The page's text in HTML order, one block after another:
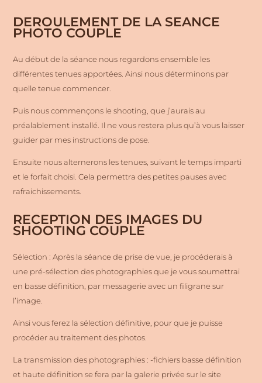
DEROULEMENT DE LA SEANCE
PHOTO COUPLE
Au début de la séance nous regardons ensemble les
différentes tenues apportées. Ainsi nous déterminons par
quelle tenue commencer.
Puis nous commençons le shooting, que j’aurais au
préalablement installé. Il ne vous restera plus qu’à vous laisser
guider par mes instructions de pose.
Ensuite nous alternerons les tenues, suivant le temps imparti
et le forfait choisi. Cela permettra des petites pauses avec
rafraichissements.
RECEPTION DES IMAGES DU
SHOOTING COUPLE
Sélection : Après la séance de prise de vue, je procéderais à
une pré-sélection des photographies que je vous soumettrai
en basse définition, par messagerie avec un filigrane sur
l’image.
Ainsi vous ferez la sélection définitive, pour que je puisse
procéder au traitement des photos.
La transmission des photographies : -fichiers basse définition
et haute définition se fera par la galerie privée sur le site